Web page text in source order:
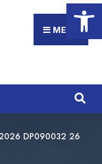
Ouvrir
MENU
DP090032 26